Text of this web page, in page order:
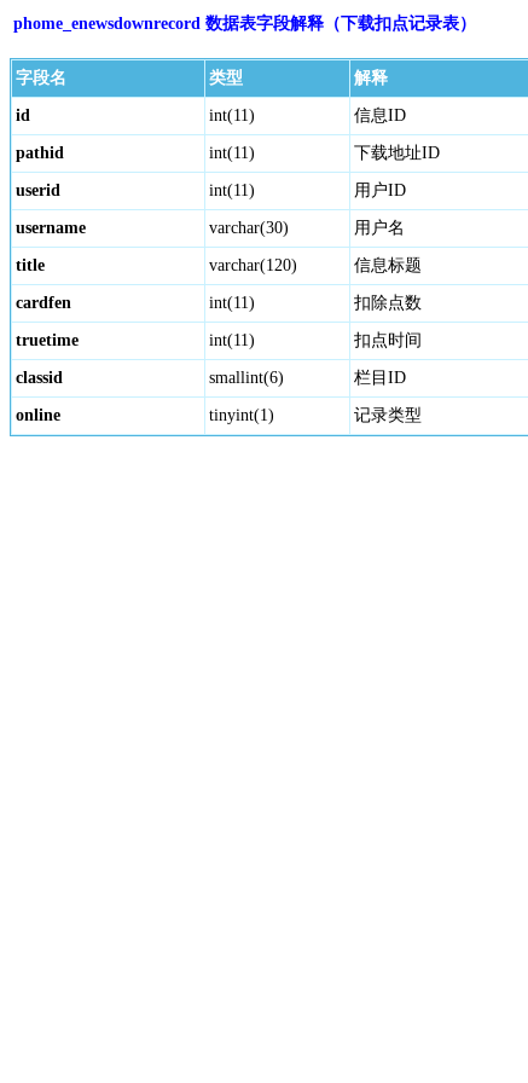
phome_enewsdownrecord 数据表字段解释（下载扣点记录表）
字段名 类型 解释
id int(11) 信息ID
pathid int(11) 下载地址ID
userid int(11) 用户ID
username varchar(30) 用户名
title varchar(120) 信息标题
cardfen int(11) 扣除点数
truetime int(11) 扣点时间
classid smallint(6) 栏目ID
online tinyint(1) 记录类型